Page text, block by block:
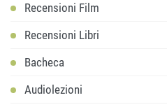
Recensioni Film
Recensioni Libri
Bacheca
Audiolezioni